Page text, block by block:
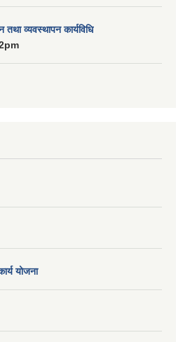
व्यवस्थापन कार्यविधि
योजना